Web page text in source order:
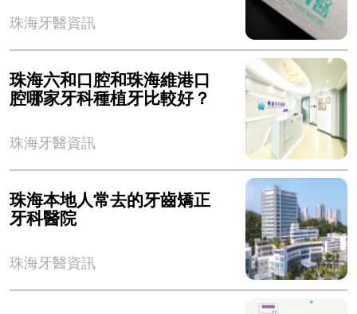
珠海牙醫資訊
珠海六和口腔和珠海維港口
腔哪家牙科種植牙比較好？
珠海牙醫資訊
珠海本地人常去的牙齒矯正
牙科醫院
珠海牙醫資訊